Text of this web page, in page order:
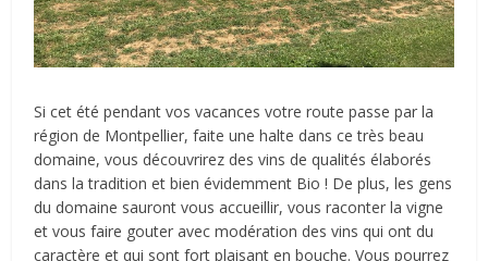
Si cet été pendant vos vacances votre route passe par la
région de Montpellier, faite une halte dans ce très beau
domaine, vous découvrirez des vins de qualités élaborés
dans la tradition et bien évidemment Bio ! De plus, les gens
du domaine sauront vous accueillir, vous raconter la vigne
et vous faire gouter avec modération des vins qui ont du
caractère et qui sont fort plaisant en bouche. Vous pourrez